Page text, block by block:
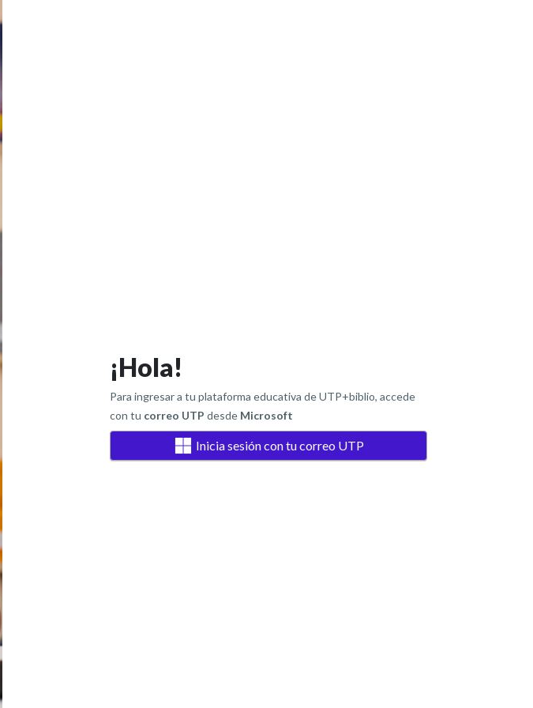
¡Hola!
Para ingresar a tu plataforma educativa de UTP+biblio, accede
con tu correo UTP desde Microsoft
Inicia sesión con tu correo UTP